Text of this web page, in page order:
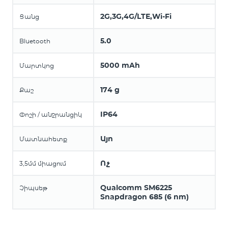
Ցանց 2G,3G,4G/LTE,Wi-Fi
Bluetooth 5.0
Մարտկոց 5000 mAh
Քաշ 174 g
Փոշի / անջրանցիկ IP64
Մատնահետք Այո
3,5մմ միացում Ոչ
Չիպսեթ
Qualcomm SM6225
Snapdragon 685 (6 nm)